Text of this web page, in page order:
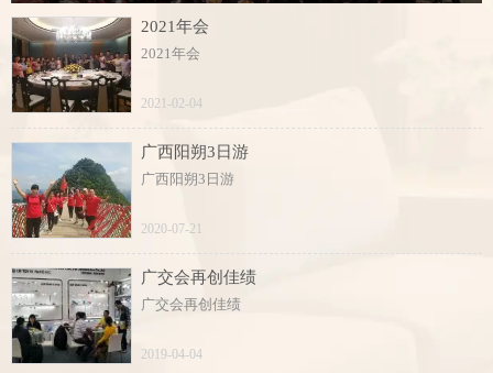
2021年会
2021年会
2021-02-04
广西阳朔3日游
广西阳朔3日游
2020-07-21
广交会再创佳绩
广交会再创佳绩
2019-04-04